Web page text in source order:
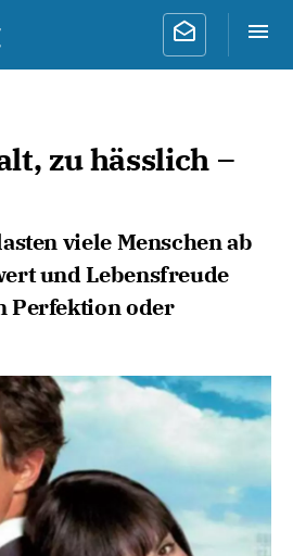
zu hässlich –
viele Menschen ab
und Lebensfreude
Perfektion oder